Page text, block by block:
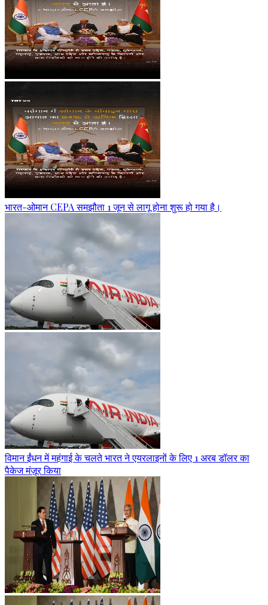
भारत-ओमान CEPA समझौता 1 जून से लागू होना शुरू हो गया है।
विमान ईंधन में महंगाई के चलते भारत ने एयरलाइनों के लिए 1 अरब डॉलर का
पैकेज मंज़ूर किया